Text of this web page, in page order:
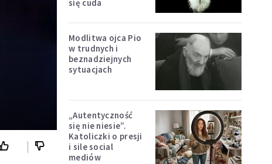
się cuda
Modlitwa ojca Pio
w trudnych i
beznadziejnych
sytuacjach
„Autentyczność
się nie niesie”.
Katoliczki o presji
i sile social
mediów